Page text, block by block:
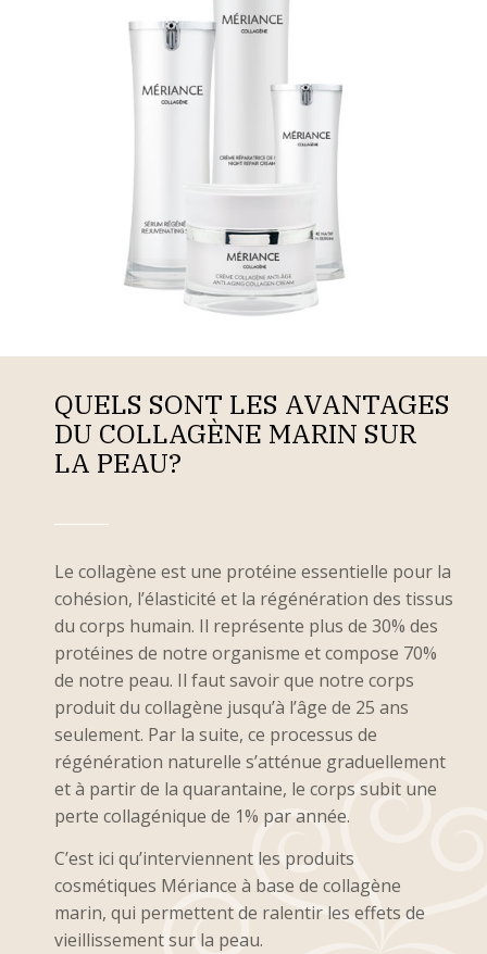
QUELS SONT LES AVANTAGES
DU COLLAGÈNE MARIN SUR
LA PEAU?
Le collagène est une protéine essentielle pour la
cohésion, l’élasticité et la régénération des tissus
du corps humain. Il représente plus de 30% des
protéines de notre organisme et compose 70%
de notre peau. Il faut savoir que notre corps
produit du collagène jusqu’à l’âge de 25 ans
seulement. Par la suite, ce processus de
régénération naturelle s’atténue graduellement
et à partir de la quarantaine, le corps subit une
perte collagénique de 1% par année.
C’est ici qu’interviennent les produits
cosmétiques Mériance à base de collagène
marin, qui permettent de ralentir les effets de
vieillissement sur la peau.